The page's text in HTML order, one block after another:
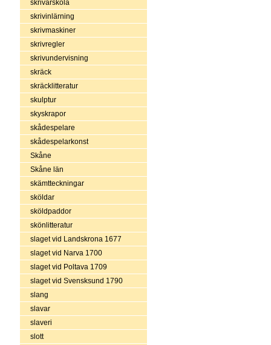
skrivarskola
skrivinlärning
skrivmaskiner
skrivregler
skrivundervisning
skräck
skräcklitteratur
skulptur
skyskrapor
skådespelare
skådespelarkonst
Skåne
Skåne län
skämtteckningar
sköldar
sköldpaddor
skönlitteratur
slaget vid Landskrona 1677
slaget vid Narva 1700
slaget vid Poltava 1709
slaget vid Svensksund 1790
slang
slavar
slaveri
slott